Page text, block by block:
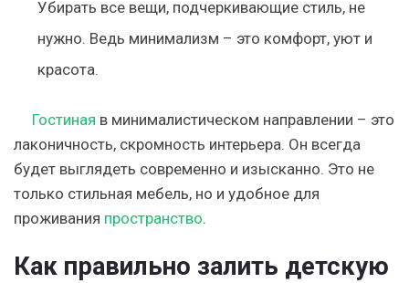
Убирать все вещи, подчеркивающие стиль, не
нужно. Ведь минимализм – это комфорт, уют и
красота.
Гостиная в минималистическом направлении – это
лаконичность, скромность интерьера. Он всегда
будет выглядеть современно и изысканно. Это не
только стильная мебель, но и удобное для
проживания пространство.
Как правильно залить детскую